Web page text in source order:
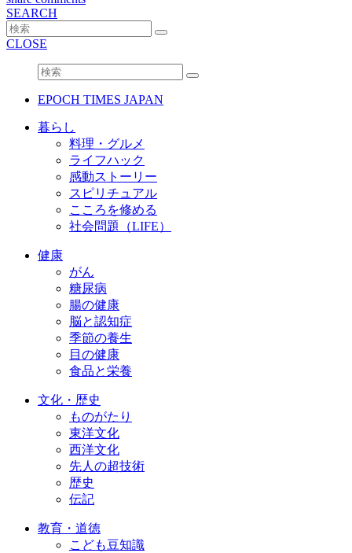
SEARCH
CLOSE
EPOCH TIMES JAPAN
暮らし
料理・グルメ
ライフハック
感動ストーリー
スピリチュアル
こころを修める
社会問題（LIFE）
健康
がん
糖尿病
腸の健康
脳と認知症
季節の養生
目の健康
食品と栄養
文化・歴史
ものがたり
東洋文化
西洋文化
先人の超技術
歴史
伝記
教育・道徳
こども豆知識